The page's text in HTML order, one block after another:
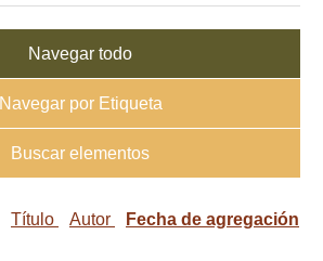
Navegar todo
Navegar por Etiqueta
Buscar elementos
Título Autor Fecha de agregación